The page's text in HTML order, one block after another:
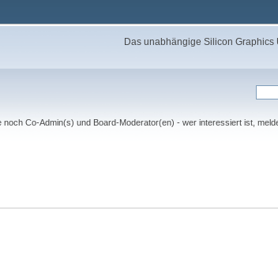
Das unabhängige Silicon Graphics
noch Co-Admin(s) und Board-Moderator(en) - wer interessiert ist,